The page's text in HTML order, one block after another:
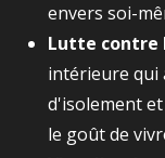
envers soi-
Lutte contre
intérieure qui
d'isolement
le goût de